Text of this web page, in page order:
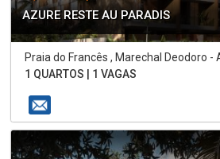
AZURE RESTE AU PARADIS
Praia do Francês , Marechal Deodoro -
1 QUARTOS | 1 VAGAS